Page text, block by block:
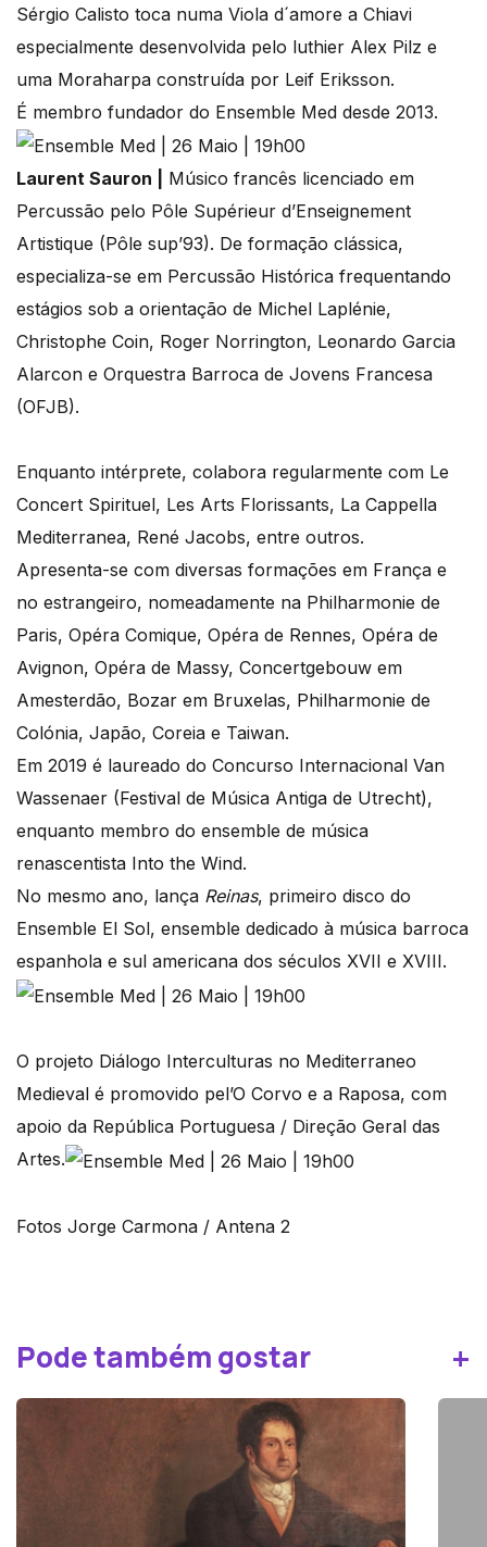
Sérgio Calisto toca numa Viola d´amore a Chiavi
especialmente desenvolvida pelo luthier Alex Pilz e
uma Moraharpa construída por Leif Eriksson.
É membro fundador do Ensemble Med desde 2013.
Laurent Sauron |
Músico francês licenciado em
Percussão pelo Pôle Supérieur d’Enseignement
Artistique (Pôle sup’93). De formação clássica,
especializa-se em Percussão Histórica frequentando
estágios sob a orientação de Michel Laplénie,
Christophe Coin, Roger Norrington, Leonardo Garcia
Alarcon e Orquestra Barroca de Jovens Francesa
(OFJB).
Enquanto intérprete, colabora regularmente com Le
Concert Spirituel, Les Arts Florissants, La Cappella
Mediterranea, René Jacobs, entre outros.
Apresenta-se com diversas formações em França e
no estrangeiro, nomeadamente na Philharmonie de
Paris, Opéra Comique, Opéra de Rennes, Opéra de
Avignon, Opéra de Massy, Concertgebouw em
Amesterdão, Bozar em Bruxelas, Philharmonie de
Colónia, Japão, Coreia e Taiwan.
Em 2019 é laureado do Concurso Internacional Van
Wassenaer (Festival de Música Antiga de Utrecht),
enquanto membro do ensemble de música
renascentista Into the Wind.
No mesmo ano, lança Reinas, primeiro disco do
Ensemble El Sol, ensemble dedicado à música barroca
espanhola e sul americana dos séculos XVII e XVIII.
O projeto Diálogo Interculturas no Mediterraneo
Medieval é promovido pel’O Corvo e a Raposa, com
apoio da República Portuguesa / Direção Geral das
Artes.
Fotos Jorge Carmona / Antena 2
Pode também gostar +